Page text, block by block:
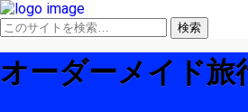
オーダーメイド旅